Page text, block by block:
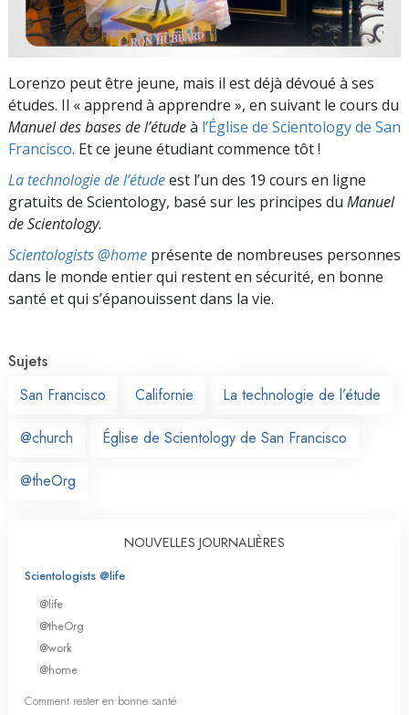
Lorenzo peut être jeune, mais il est déjà dévoué à ses
études. Il « apprend à apprendre », en suivant le cours du
Manuel des bases de l’étudeà l’Église de Scientology de San
Francisco. Et ce jeune étudiant commence tôt !
La technologie de l’étudeest l’un des 19 cours en ligne
gratuits de Scientology, basé sur les principes du Manuel
de Scientology.
Scientologists @home présente de nombreuses personnes
dans le monde entier qui restent en sécurité, en bonne
santé et qui s’épanouissent dans la vie.
Sujets
San Francisco
Californie La technologie de l’étude
@church Église de Scientology de San Francisco
@theOrg
NOUVELLES JOURNALIÈRES
Scientologists @life
@life
@theOrg
@work
@home
Comment rester en bonne santé